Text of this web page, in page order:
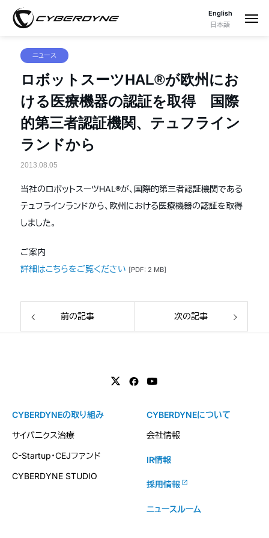
English
日本語
ニュース
ロボットスーツHAL®が欧州にお
ける医療機器の認証を取得 国際
的第三者認証機関、テュフライン
ランドから
2013.08.05
当社のロボットスーツHAL®が、国際的第三者認証機関である
テュフラインランドから、欧州における医療機器の認証を取得
しました。
ご案内
詳細はこちらをご覧ください [PDF: 2 MB]
前の記事 次の記事
CYBERDYNEの取り組み
サイバニクス治療
C-Startup・CEJファンド
CYBERDYNE STUDIO
CYBERDYNEについて
会社情報
IR情報
採用情報
ニュースルーム